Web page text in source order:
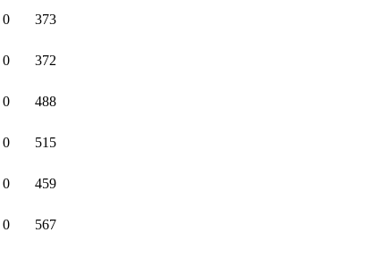
0 373
0 372
0 488
0 515
0 459
0 567